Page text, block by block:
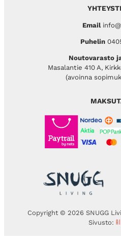
Email
Puhelin
Noutovarasto
Masalantie 410 A,
(avoinna
Copyright © 2026 SNUGG
Sivusto: